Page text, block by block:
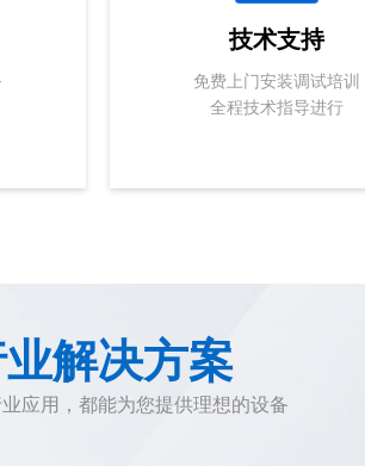
技术支持
免费上门安装调试培训
全程技术指导进行
解决方案
应用，都能为您提供理想的设备